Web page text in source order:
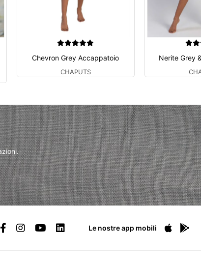
Chevron Grey Accappatoio
CHAPUTS
Nerite Grey
Le nostre app mobili